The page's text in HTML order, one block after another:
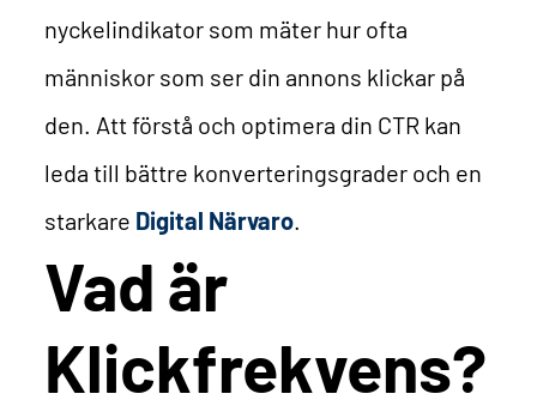
nyckelindikator som mäter hur ofta
människor som ser din annons klickar på
den. Att förstå och optimera din CTR kan
leda till bättre konverteringsgrader och en
starkare Digital Närvaro
Vad är
Klickfrekvens?